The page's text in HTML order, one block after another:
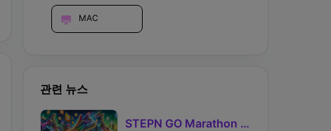
MAC
관련 뉴스
STEPN GO Marathon Challenge Season 3: Sign-Ups Live With Teams and Missed-Day Insurance